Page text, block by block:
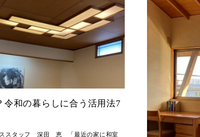
令和の暮らしに合う活用法7
ススタッフ 深田 恵 「最近の家に和室